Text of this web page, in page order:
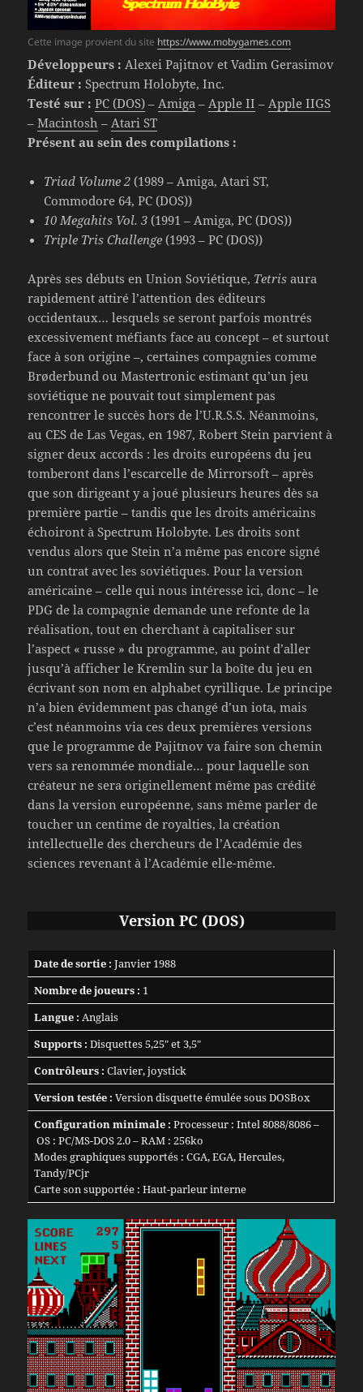
Cette image provient du site https://www.mobygames.com
Développeurs : Alexei Pajitnov et Vadim Gerasimov
Éditeur : Spectrum Holobyte, Inc.
Testé sur : PC (DOS) – Amiga – Apple II – Apple IIGS
–Macintosh – Atari ST
Présent au sein des compilations :
Triad Volume 2 (1989 – Amiga, Atari ST,
Commodore 64, PC (DOS))
10 Megahits Vol. 3 (1991 – Amiga, PC (DOS))
Triple Tris Challenge (1993 – PC (DOS))
Après ses débuts en Union Soviétique, Tetris aura
rapidement attiré l’attention des éditeurs
occidentaux… lesquels se seront parfois montrés
excessivement méfiants face au concept – et surtout
face à son origine –, certaines compagnies comme
Brøderbund ou Mastertronic estimant qu’un jeu
soviétique ne pouvait tout simplement pas
rencontrer le succès hors de l’U.R.S.S. Néanmoins,
au CES de Las Vegas, en 1987, Robert Stein parvient à
signer deux accords : les droits européens du jeu
tomberont dans l’escarcelle de Mirrorsoft – après
que son dirigeant y a joué plusieurs heures dès sa
première partie – tandis que les droits américains
échoiront à Spectrum Holobyte. Les droits sont
vendus alors que Stein n’a même pas encore signé
un contrat avec les soviétiques. Pour la version
américaine – celle qui nous intéresse ici, donc – le
PDG de la compagnie demande une refonte de la
réalisation, tout en cherchant à capitaliser sur
l’aspect « russe » du programme, au point d’aller
jusqu’à afficher le Kremlin sur la boîte du jeu en
écrivant son nom en alphabet cyrillique. Le principe
n’a bien évidemment pas changé d’un iota, mais
c’est néanmoins via ces deux premières versions
que le programme de Pajitnov va faire son chemin
vers sa renommée mondiale… pour laquelle son
créateur ne sera originellement même pas crédité
dans la version européenne, sans même parler de
toucher un centime de royalties, la création
intellectuelle des chercheurs de l’Académie des
sciences revenant à l’Académie elle-même.
Version PC (DOS)
Date de sortie : Janvier 1988
Nombre de joueurs : 1
Langue : Anglais
Supports : Disquettes 5,25″ et 3,5″
Contrôleurs : Clavier, joystick
Version testée : Version disquette émulée sous DOSBox
Configuration minimale : Processeur : Intel 8088/8086 –
OS : PC/MS-DOS 2.0 – RAM : 256ko
Modes graphiques supportés : CGA, EGA, Hercules,
Tandy/PCjr
Carte son supportée : Haut-parleur interne